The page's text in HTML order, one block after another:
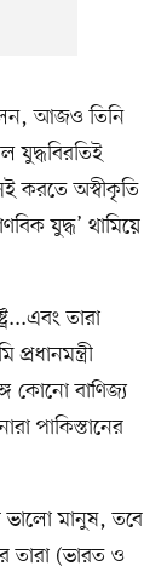
আজও তিনি
যুদ্ধবিরতিই
করতে অস্বীকৃতি
যুদ্ধ’ থামিয়ে
তারা
কোনো বাণিজ্য
পাকিস্তানের
ভালো মানুষ, তবে
তারা (ভারত ও